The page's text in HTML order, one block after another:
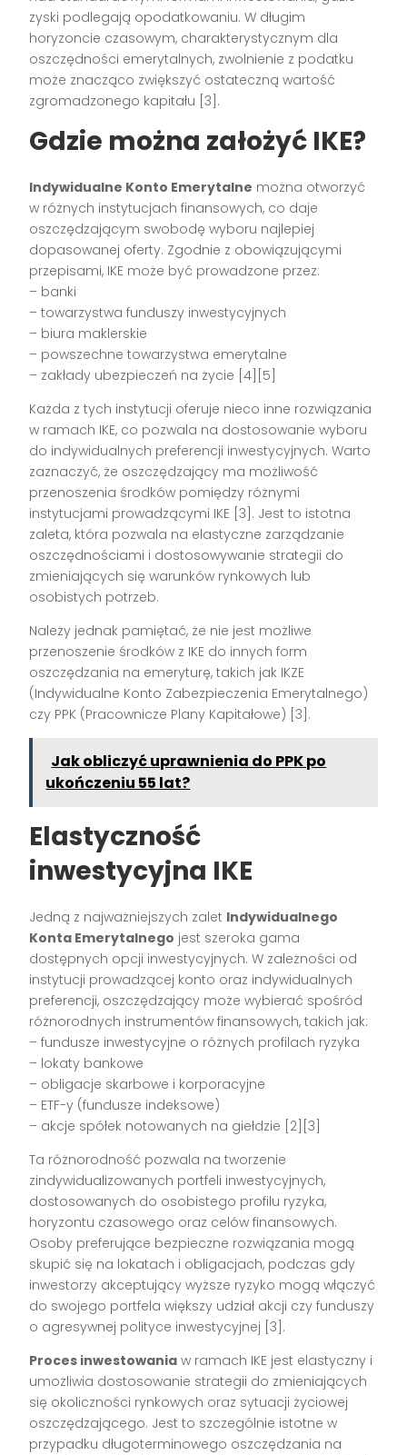
zyski podlegają opodatkowaniu. W długim
horyzoncie czasowym, charakterystycznym dla
oszczędności emerytalnych, zwolnienie z podatku
może znacząco zwiększyć ostateczną wartość
zgromadzonego kapitału [3].
Gdzie można założyć IKE?
Indywidualne Konto Emerytalne można otworzyć
w różnych instytucjach finansowych, co daje
oszczędzającym swobodę wyboru najlepiej
dopasowanej oferty. Zgodnie z obowiązującymi
przepisami, IKE może być prowadzone przez:
– banki
– towarzystwa funduszy inwestycyjnych
– biura maklerskie
– powszechne towarzystwa emerytalne
– zakłady ubezpieczeń na życie [4][5]
Każda z tych instytucji oferuje nieco inne rozwiązania
w ramach IKE, co pozwala na dostosowanie wyboru
do indywidualnych preferencji inwestycyjnych. Warto
zaznaczyć, że oszczędzający ma możliwość
przenoszenia środków pomiędzy różnymi
instytucjami prowadzącymi IKE [3]. Jest to istotna
zaleta, która pozwala na elastyczne zarządzanie
oszczędnościami i dostosowywanie strategii do
zmieniających się warunków rynkowych lub
osobistych potrzeb.
Należy jednak pamiętać, że nie jest możliwe
przenoszenie środków z IKE do innych form
oszczędzania na emeryturę, takich jak IKZE
(Indywidualne Konto Zabezpieczenia Emerytalnego)
czy PPK (Pracownicze Plany Kapitałowe) [3].
Jak obliczyć uprawnienia do PPK po
ukończeniu 55 lat?
Elastyczność
inwestycyjna IKE
Jedną z najważniejszych zalet Indywidualnego
Konta Emerytalnego jest szeroka gama
dostępnych opcji inwestycyjnych. W zależności od
instytucji prowadzącej konto oraz indywidualnych
preferencji, oszczędzający może wybierać spośród
różnorodnych instrumentów finansowych, takich jak:
– fundusze inwestycyjne o różnych profilach ryzyka
– lokaty bankowe
– obligacje skarbowe i korporacyjne
– ETF-y (fundusze indeksowe)
– akcje spółek notowanych na giełdzie [2][3]
Ta różnorodność pozwala na tworzenie
zindywidualizowanych portfeli inwestycyjnych,
dostosowanych do osobistego profilu ryzyka,
horyzontu czasowego oraz celów finansowych.
Osoby preferujące bezpieczne rozwiązania mogą
skupić się na lokatach i obligacjach, podczas gdy
inwestorzy akceptujący wyższe ryzyko mogą włączyć
do swojego portfela większy udział akcji czy funduszy
o agresywnej polityce inwestycyjnej [3].
Proces inwestowania w ramach IKE jest elastyczny i
umożliwia dostosowanie strategii do zmieniających
się okoliczności rynkowych oraz sytuacji życiowej
oszczędzającego. Jest to szczególnie istotne w
przypadku długoterminowego oszczędzania na